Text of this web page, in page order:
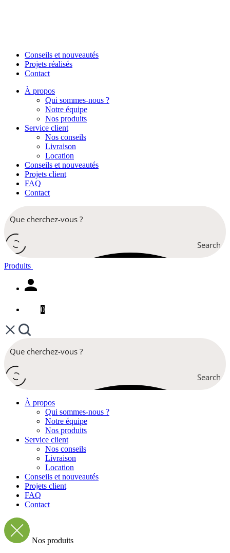
Conseils et nouveautés
Projets réalisés
Contact
À propos
Qui sommes-nous ?
Notre équipe
Nos produits
Service client
Nos conseils
Livraison
Location
Conseils et nouveautés
Projets client
FAQ
Contact
Search
Produits
0
Search
À propos
Qui sommes-nous ?
Notre équipe
Nos produits
Service client
Nos conseils
Livraison
Location
Conseils et nouveautés
Projets client
FAQ
Contact
Nos produits